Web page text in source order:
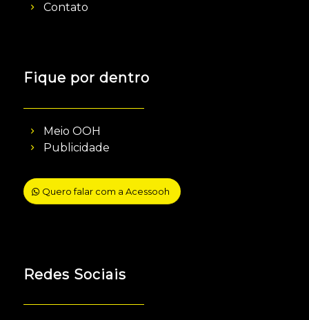
Contato
Fique por dentro
Meio OOH
Publicidade
Quero falar com a Acessooh
Redes Sociais